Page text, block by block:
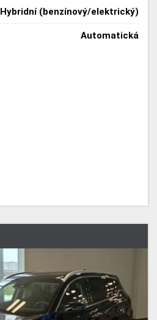
Hybridní (benzínový/elektrický)
Automatická